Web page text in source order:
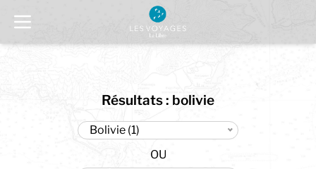
Résultats : bolivie
Bolivie (1)